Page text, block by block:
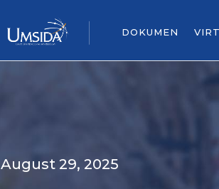
DOKUMEN
August 29, 2025